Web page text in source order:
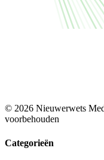
© 2026 Nieuwerwets
voorbehouden
Categorieën